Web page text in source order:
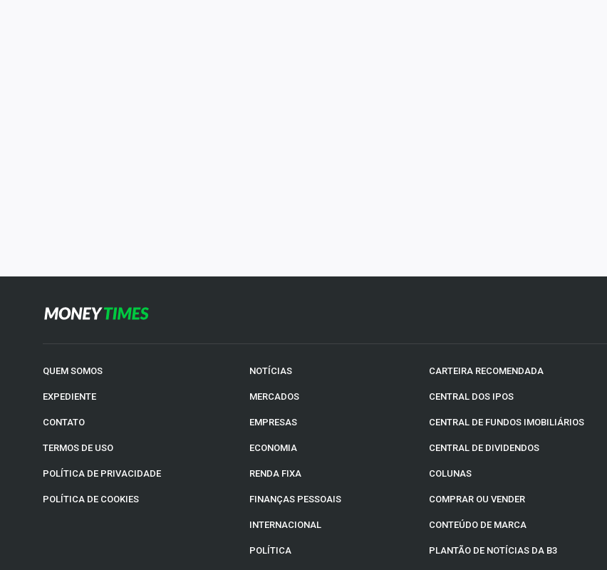
QUEM SOMOS
EXPEDIENTE
CONTATO
TERMOS DE USO
POLÍTICA DE PRIVACIDADE
POLÍTICA DE COOKIES
NOTÍCIAS
MERCADOS
EMPRESAS
ECONOMIA
RENDA FIXA
FINANÇAS PESSOAIS
INTERNACIONAL
POLÍTICA
CARTEIRA RECOMENDADA
CENTRAL DOS IPOS
CENTRAL DE FUNDOS IMOBILIÁRIOS
CENTRAL DE DIVIDENDOS
COLUNAS
COMPRAR OU VENDER
CONTEÚDO DE MARCA
PLANTÃO DE NOTÍCIAS DA B3